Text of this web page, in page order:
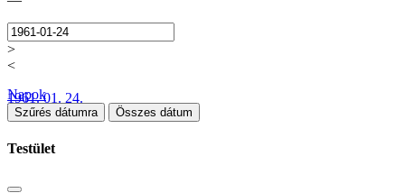
>
<
1961. 01. 24.
Napok
Szűrés dátumra Összes dátum
Testület